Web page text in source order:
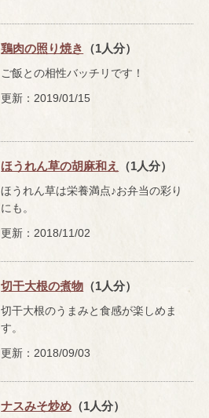
鶏肉の照り焼き （1人分）
ご飯との相性バッチリです！
更新：2019/01/15
ほうれん草の胡麻和え （1人分）
ほうれん草は栄養満点♪お弁当の彩り
にも。
更新：2018/11/02
切干大根の煮物 （1人分）
切干大根のうまみと食感が楽しめま
す。
更新：2018/09/03
ナスみそ炒め （1人分）